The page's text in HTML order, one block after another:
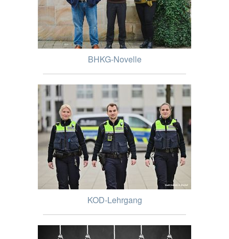
BHKG-Novelle
KOD-Lehrgang